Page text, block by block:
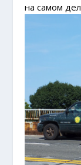
на самом